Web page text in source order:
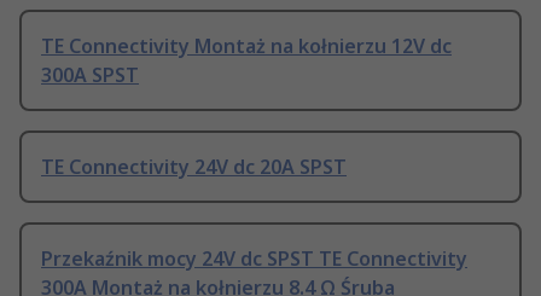
TE Connectivity Montaż na kołnierzu 12V dc
300A SPST
TE Connectivity 24V dc 20A SPST
Przekaźnik mocy 24V dc SPST TE Connectivity
300A Montaż na kołnierzu 8.4 Ω Śruba